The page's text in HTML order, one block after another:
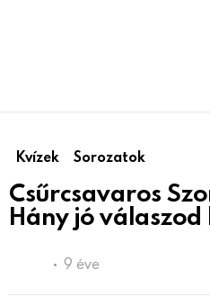
Kvízek Sorozatok
Csűrcsavaros
Hány jó válaszod
9 éve